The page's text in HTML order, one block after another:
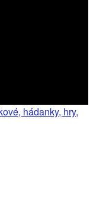
hádanky, hry,